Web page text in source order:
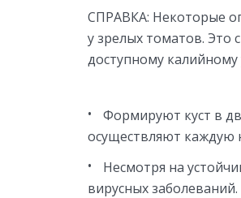
СПРАВКА: Некоторые
у зрелых томатов. Это
доступному калийному
Формируют куст в
осуществляют каждую
Несмотря на
вирусных